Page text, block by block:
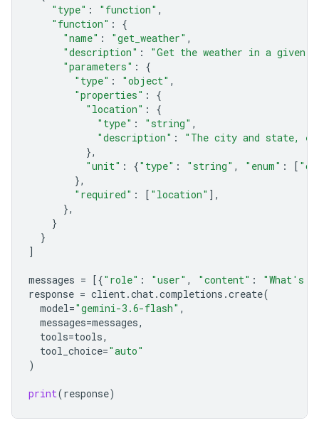
"type" : "function" ,
"function" :
{
"name" : "get_weather" ,
"description" :
"Get the weather in a given
"parameters" :
{
"type" : "object" ,
"properties" :
{
"location" :
{
"type" : "string" ,
"description" :
"The city and state,
},
"unit" : {"type" : "string" , "enum" : [
},
"required" : [ "location" ],
},
}
}
]
messages = [{"role" : "user" , "content" :
"What's
response = client.chat.completions .create(
model="gemini-3.6-flash" ,
messages=messages,
tools=tools,
tool_choice="auto"
)
print(response)